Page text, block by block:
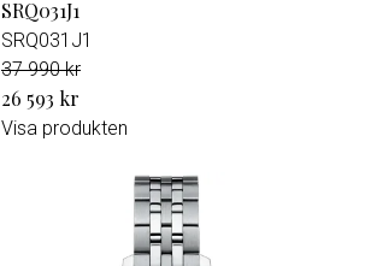
SRQ031J1
SRQ031J1
37 990 kr
26 593 kr
Visa produkten